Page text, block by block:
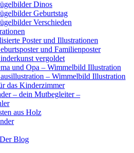
Dinos
Geburtstag
Verschieden
Poster und Illustrationen
und Familienposter
vergoldet
und Opa – Wimmelbild Illustration
– Wimmelbild Illustration
das Kinderzimmer
– dein Mutbegleiter –
aus Holz
Blog